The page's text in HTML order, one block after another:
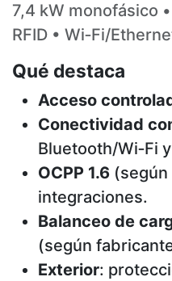
7,4 kW monofásico
RFID • Wi‑Fi/
Qué destaca
Acceso
Conectividad
Bluetooth/Wi‑Fi
OCPP 1.6
integraciones.
Balanceo de
(según
Exterior: